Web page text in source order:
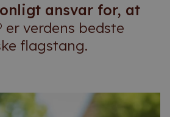
ansvar for, at
verdens bedste
flagstang.